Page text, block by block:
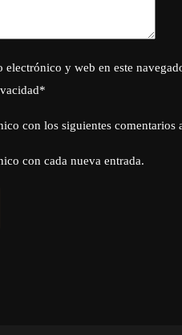
electrónico y web en este
*
con los siguientes comentarios
con cada nueva entrada.